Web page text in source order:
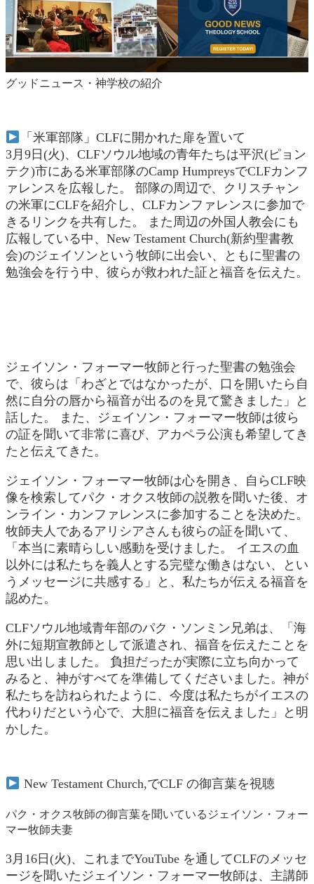
グッドニュース・神学校の紹介
「米軍部隊」CLFに開かれた扉を置いて
3月9日(火)、CLFソウル地域の青年たちは平沢(ピョン
テク)市にある米軍部隊のCamp HumpreysでCLFカンフ
ァレンスを広報した。 部隊の周辺で、クリスチャン
の米軍にCLFを紹介し、CLFカンファレンスに参加で
きるリンクを共有した。 また周辺の外国人教会にも
広報している中、New Testament Church(新約聖書教
会)のジェイソンという牧師に出会い、ともに聖書の
勉強会を行う中、彼らが救われた証と福音を伝えた。
ジェイソン・フォーマー牧師と行った聖書の勉強会
で、彼らは「わざとではなかったが、口を開いたら自
然に自分の唇から福音が出るのを見て驚きました」と
話した。 また、ジェイソン・フォーマー牧師は彼ら
の証を聞いて非常に喜び、アカペラ公演も希望してき
たと伝えてきた。
ジェイソン・フォーマー牧師は心を開き、自らCLF映
像を検索してパク・オクス牧師の説教を聞いた後、オ
ンライン・カンファレンスに参加することを決めた。
牧師夫人であるアリシアさんも彼らの証を聞いて、
「本当に素晴らしい感動を受けました。 イエスの血
以外には私たちを義人とする完璧な働きはない、とい
うメッセージに共感する」と、私たちが伝える福音を
認めた。
CLFソウル地域青年部のパク・ソンミン兄弟は、「海
外に短期宣教師として派遣され、福音を伝えたことを
思い出しました。 負担だったが実際に立ち向かって
みると、神がすべてを準備してくださいました。神が
私たちを訪ねられたように、今度は私たちがイエスの
代わりだという心で、大胆に福音を伝えました」と明
かした。
New Testament Church,でCLF の御言葉を視聴
パク・オクス牧師の御言葉を聞いているジェイソン・フォー
マー牧師夫妻
3月16日(火)、これまでYouTube を通してCLFのメッセ
ージを聞いたジェイソン・フォーマー牧師は、主講師